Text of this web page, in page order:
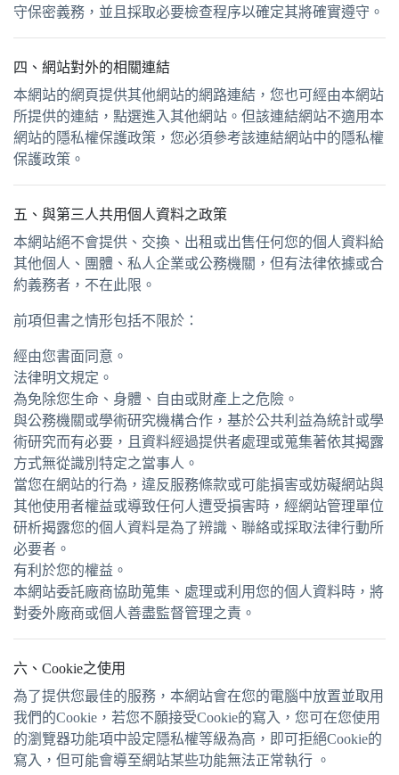
守保密義務，並且採取必要檢查程序以確定其將確實遵守。
四、網站對外的相關連結
本網站的網頁提供其他網站的網路連結，您也可經由本網站
所提供的連結，點選進入其他網站。但該連結網站不適用本
網站的隱私權保護政策，您必須參考該連結網站中的隱私權
保護政策。
五、與第三人共用個人資料之政策
本網站絕不會提供、交換、出租或出售任何您的個人資料給
其他個人、團體、私人企業或公務機關，但有法律依據或合
約義務者，不在此限。
前項但書之情形包括不限於：
經由您書面同意。
法律明文規定。
為免除您生命、身體、自由或財產上之危險。
與公務機關或學術研究機構合作，基於公共利益為統計或學
術研究而有必要，且資料經過提供者處理或蒐集著依其揭露
方式無從識別特定之當事人。
當您在網站的行為，違反服務條款或可能損害或妨礙網站與
其他使用者權益或導致任何人遭受損害時，經網站管理單位
研析揭露您的個人資料是為了辨識、聯絡或採取法律行動所
必要者。
有利於您的權益。
本網站委託廠商協助蒐集、處理或利用您的個人資料時，將
對委外廠商或個人善盡監督管理之責。
六、Cookie之使用
為了提供您最佳的服務，本網站會在您的電腦中放置並取用
我們的Cookie，若您不願接受Cookie的寫入，您可在您使用
的瀏覽器功能項中設定隱私權等級為高，即可拒絕Cookie的
寫入，但可能會導至網站某些功能無法正常執行 。